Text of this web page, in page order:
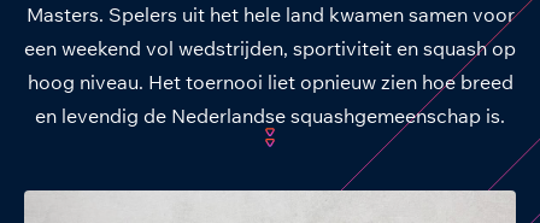
Masters. Spelers uit het hele land kwamen samen voor
een weekend vol wedstrijden, sportiviteit en squash op
hoog niveau. Het toernooi liet opnieuw zien hoe breed
en levendig de Nederlandse squashgemeenschap is.